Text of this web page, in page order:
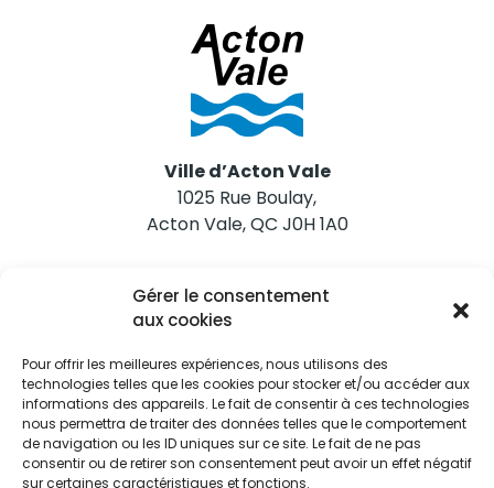
Gérer le consentement
aux cookies
Pour offrir les meilleures expériences, nous utilisons des
technologies telles que les cookies pour stocker et/ou accéder aux
informations des appareils. Le fait de consentir à ces technologies
nous permettra de traiter des données telles que le comportement
de navigation ou les ID uniques sur ce site. Le fait de ne pas
consentir ou de retirer son consentement peut avoir un effet négatif
sur certaines caractéristiques et fonctions.
Ville d’Acton Vale
1025 Rue Boulay,
Acton Vale, QC J0H 1A0
Nous joindre
Tél. 450 546-2703
Restez informés